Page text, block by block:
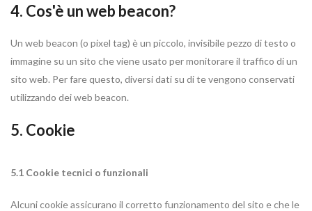
4. Cos'è un web beacon?
Un web beacon (o pixel tag) è un piccolo, invisibile pezzo di testo o
immagine su un sito che viene usato per monitorare il traffico di un
sito web. Per fare questo, diversi dati su di te vengono conservati
utilizzando dei web beacon.
5. Cookie
5.1 Cookie tecnici o funzionali
Alcuni cookie assicurano il corretto funzionamento del sito e che le